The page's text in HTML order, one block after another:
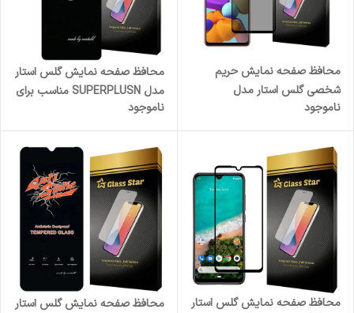
محافظ صفحه نمایش حریم
شخصی گلس استار مدل
موبایل سامسونگ Galaxy A21 /
A21s
ناموجود
محافظ صفحه نمایش گلس استار
مدل SUPERPLUSN مناسب برای
A31 / A32 4G / M32 4G / A33
5G
ناموجود
محافظ صفحه نمایش گلس استار
محافظ صفحه نمایش گلس استار